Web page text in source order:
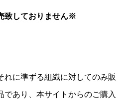
致しておりません※
れに準ずる組織に対してのみ販
であり、本サイトからのご購入